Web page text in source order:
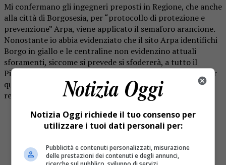
Mi confermano gli ingegneri preposti in Regione, che anche
alla città di Borgosesia, per “protocollo di protezione e
prevenzione” Arpa, viene applicato il semaforo arancione.
Nonostante io abbia evidenziato che il sito Arpa identifichi
Borgo in giallo e le centraline non evidenzino attuali
sforamenti, siccome si prevede si sfodererà, a tutto il
Piemonte è stato applicato, come minimo, l’arancione per
qualche giorno. Questo prevede tutta una serie di
restrizioni maggiori”.
Notizia Oggi richiede il tuo consenso per
utilizzare i tuoi dati personali per:
Pubblicità e contenuti personalizzati, misurazione
delle prestazioni dei contenuti e degli annunci,